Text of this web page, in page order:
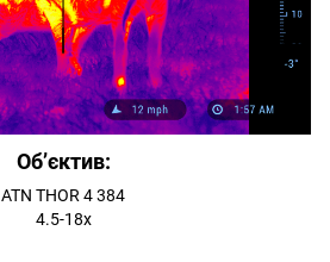
Об’єктив:
ATN THOR 4 384
4.5-18x